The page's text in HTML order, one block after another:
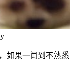
如果一闻到不熟